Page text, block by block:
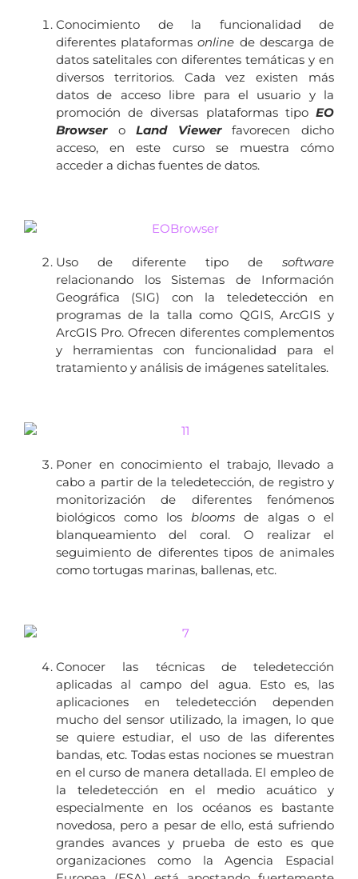
Conocimiento de la funcionalidad de
diferentes plataformasonline de descarga de
datos satelitales con diferentes temáticas y en
diversos territorios. Cada vez existen más
datos de acceso libre para el usuario y la
promoción de diversas plataformas tipo EO
Browser oLand Viewerfavorecen dicho
acceso, en este curso se muestra cómo
acceder a dichas fuentes de datos.
Uso de diferente tipo de software
relacionando los Sistemas de Información
Geográfica (SIG) con la teledetección en
programas de la talla como QGIS, ArcGIS y
ArcGIS Pro. Ofrecen diferentes complementos
y herramientas con funcionalidad para el
tratamiento y análisis de imágenes satelitales.
Poner en conocimiento el trabajo, llevado a
cabo a partir de la teledetección, de registro y
monitorización de diferentes fenómenos
biológicos como los blooms de algas o el
blanqueamiento del coral. O realizar el
seguimiento de diferentes tipos de animales
como tortugas marinas, ballenas, etc.
Conocer las técnicas de teledetección
aplicadas al campo del agua. Esto es, las
aplicaciones en teledetección dependen
mucho del sensor utilizado, la imagen, lo que
se quiere estudiar, el uso de las diferentes
bandas, etc. Todas estas nociones se muestran
en el curso de manera detallada. El empleo de
la teledetección en el medio acuático y
especialmente en los océanos es bastante
novedosa, pero a pesar de ello, está sufriendo
grandes avances y prueba de esto es que
organizaciones como la Agencia Espacial